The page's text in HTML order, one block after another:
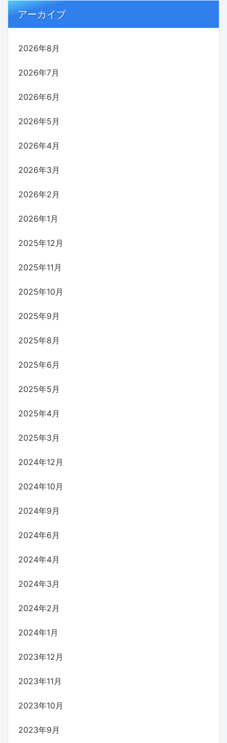
アーカイブ
2026年8月
2026年7月
2026年6月
2026年5月
2026年4月
2026年3月
2026年2月
2026年1月
2025年12月
2025年11月
2025年10月
2025年9月
2025年8月
2025年6月
2025年5月
2025年4月
2025年3月
2024年12月
2024年10月
2024年9月
2024年6月
2024年4月
2024年3月
2024年2月
2024年1月
2023年12月
2023年11月
2023年10月
2023年9月